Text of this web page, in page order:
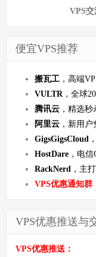
VPS交
便宜VPS推荐
搬瓦工 ，高端
VULTR ，全球
腾讯云 ，精选
阿里云 ，新用
GigsGigsCloud
HostDare ，电
RackNerd ，主
VPS优惠通知群
VPS优惠推送与
VPS优惠推送：